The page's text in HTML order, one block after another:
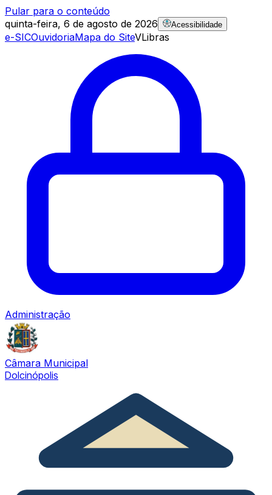
Pular para o conteúdo
quinta-feira, 6 de agosto de 2026
Acessibilidade
e-SICOuvidoriaMapa do SiteVLibras
Administração
Câmara Municipal
Dolcinópolis